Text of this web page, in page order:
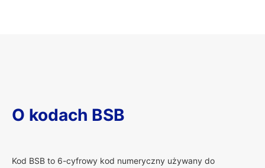
O kodach BSB
Kod BSB to 6-cyfrowy kod numeryczny używany do